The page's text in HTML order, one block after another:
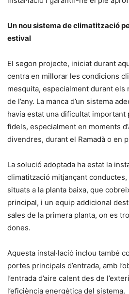
Un nou sistema de climatització
estival
El segon projecte, iniciat durant
centra en millorar les condicions
mesquita, especialment durant els
de l’any. La manca d’un sistema
havia estat una dificultat important
fidels, especialment en moments
divendres, durant el Ramadà o en
La solució adoptada ha estat la
climatització mitjançant
situats a la planta baixa, que
principal, i un equip addicional
sales de la primera planta, on es
dones.
Aquesta instal·lació inclou també
portes principals d’entrada, amb
l’entrada d’aire calent des de
l’eficiència energètica del sistema.